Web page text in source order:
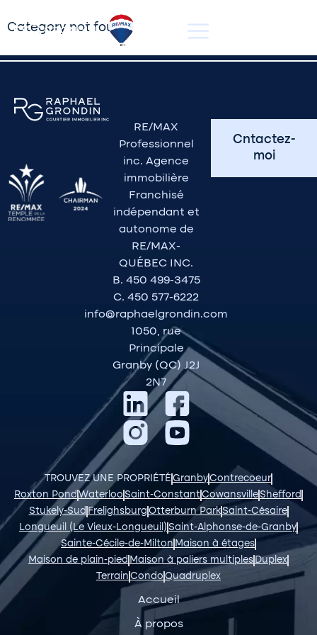
Category not found.
RE/MAX
Professionnel
inc. Agence
immobilière
Franchisé
indépendant et
autonome de
RE/MAX-
QUÉBEC INC.
B. 450 499-3475
C. 450 577-6222
info@raphaelgrondin.com
1050, rue
Principale
Granby (QC) J2J
2N7
Cntactez-
moi
TROUVEZ UNE PROPRIÉTÉ GranbyContrecoeur
Roxton PondWaterloo Saint-ConstantCowansvilleShefford
Stukely-Sud Frelighsburg Otterburn ParkSaint-Césaire
Longueuil (Le Vieux-Longueuil) Saint-Alphonse-de-Granby
Sainte-Cécile-de-Milton Maison à étages
Maison de plain-pied Maison à paliers multiplesDuplex
Terrain CondoQuadruplex
Accueil
À propos